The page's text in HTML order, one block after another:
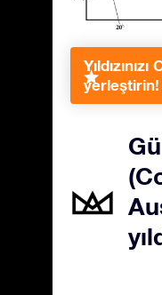
yerleştirin!